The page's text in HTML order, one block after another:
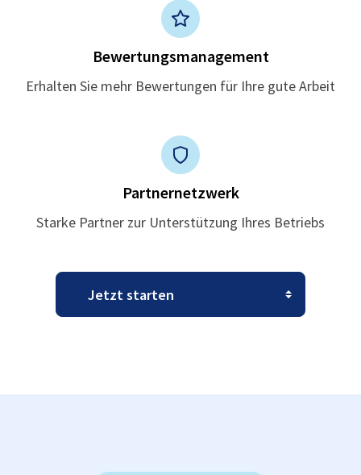
Bewertungsmanagement
Erhalten Sie mehr Bewertungen für Ihre gute Arbeit
Partnernetzwerk
Starke Partner zur Unterstützung Ihres Betriebs